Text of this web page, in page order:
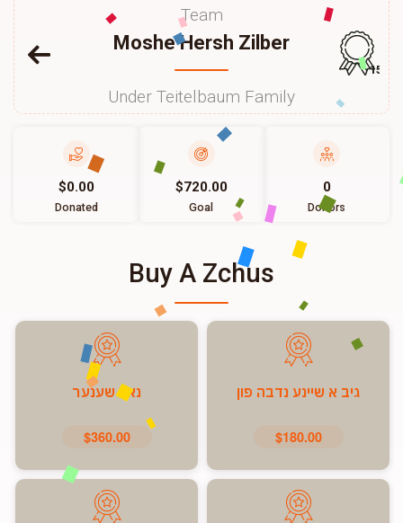
Team
Moshe Hersh Zilber
Under Teitelbaum Family
157
$0.00
Donated
$720.00
Goal
0
Donors
Buy A Zchus
גיב א שיינע נדבה פון
$180.00
נאך שענער
$360.00